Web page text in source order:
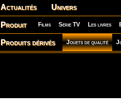
Actualités Univers
Produit Films Série TV Les livres
Produits dérivés Jouets de qualité